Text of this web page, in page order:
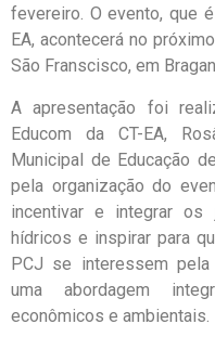
fevereiro. O evento, que
EA, acontecerá no
São Franscisco, em
A apresentação foi
Educom da CT-EA,
Municipal de Educação
pela organização do
incentivar e integrar
hídricos e inspirar para
PCJ se interessem pela
uma abordagem
econômicos e ambientais.